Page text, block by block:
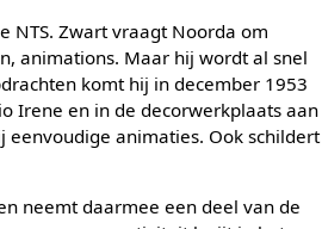
NTS. Zwart vraagt Noorda om
animations. Maar hij wordt al snel
komt hij in december 1953
Irene en in de decorwerkplaats aan
eenvoudige animaties. Ook schildert
neemt daarmee een deel van de